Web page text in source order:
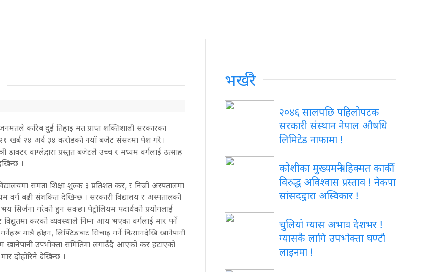
करिब दुई तिहाइ मत प्राप्त शक्तिशाली सरकारका
२१ खर्ब २४ अर्ब ३४ कराेडकाे नयाँ बजेट संसदमा पेश गरे।
डाक्टर वाग्लेद्वारा प्रस्तुत बजेटले उच्च र मध्यम वर्गलाई उत्साह
।
समता शिक्षा शुल्क ३ प्रतिशत कर, र निजी अस्पतालमा
वर्ग बढी संशकित देखिन्छ । सरकारी विद्यालय र अस्पतालको
सिर्जना गरेको हुन सक्छ। पेट्रोलियम पदार्थको प्रयोगलाई
विद्युतमा करको व्यवस्थाले निम्न आय भएका वर्गलाई मार पर्ने
मात्रै होइन, लिफ्टिङबाट सिचाइ गर्ने किसानदेखि खानेपानी
खानेपानी उपभोक्ता समितिमा लगाउँदै आएको कर हटाएको
दोहोरिने देखिन्छ ।
भर्खरै
२०४६ सालपछि पहिलोपटक
सरकारी संस्थान नेपाल औषधि
लिमिटेड नाफामा !
कोशीका मुख्यमन्त्री हिक्मत कार्की
विरुद्ध अविश्वास प्रस्ताव ! नेकपा
सांसदद्वारा अस्विकार !
चुलियो ग्यास अभाव देशभर !
ग्यासकै लागि उपभोक्ता घण्टौ
लाइनमा !